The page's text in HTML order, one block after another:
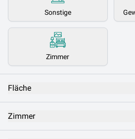
Sonstige
Zimmer
Fläche
Zimmer